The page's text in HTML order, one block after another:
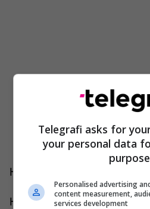
Hill do të jetë “sytë dhe
Hill paralajmëroi gjithashtu
Telegrafi asks for
your personal data
Personalised advertising
content measurement,
services development